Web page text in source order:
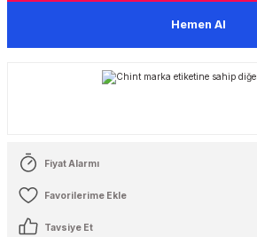
Hemen Al
Fiyat Alarmı
Tavsiye Et